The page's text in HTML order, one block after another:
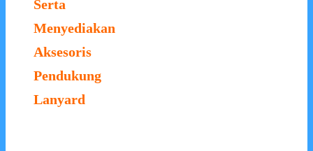
Serta
Menyediakan
Aksesoris
Pendukung
Lanyard